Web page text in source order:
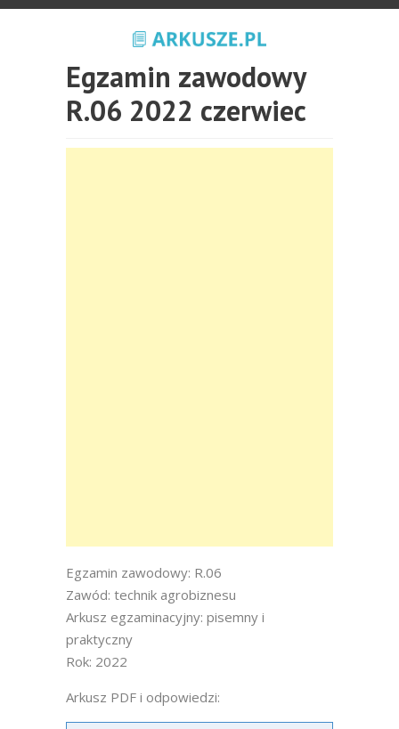
Egzamin zawodowy
R.06 2022 czerwiec
Egzamin zawodowy: R.06
Zawód: technik agrobiznesu
Arkusz egzaminacyjny: pisemny i
praktyczny
Rok: 2022
Arkusz PDF i odpowiedzi: